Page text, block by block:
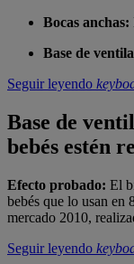
Bocas anchas:
Base de
Seguir leyendo
Base de
bebés estén
Efecto probado: El
bebés que lo usan en
mercado 2010,
Seguir leyendo